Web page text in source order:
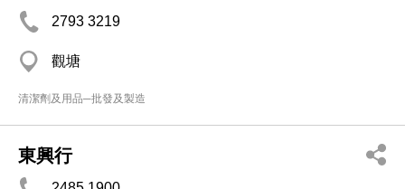
2793 3219
觀塘
清潔劑及用品─批發及製造
東興行